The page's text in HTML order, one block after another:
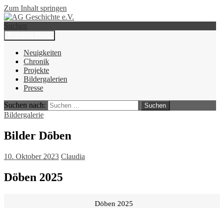
Zum Inhalt springen
AG Geschichte e.V.
Suchen
Neuigkeiten
Chronik
Projekte
Bildergalerien
Presse
Suchen nach:
Bildergalerie
Bilder Döben
10. Oktober 2023 Claudia
Döben 2025
Döben 2025